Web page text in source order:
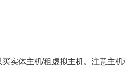
实体主机/租虚拟主机。注意主机